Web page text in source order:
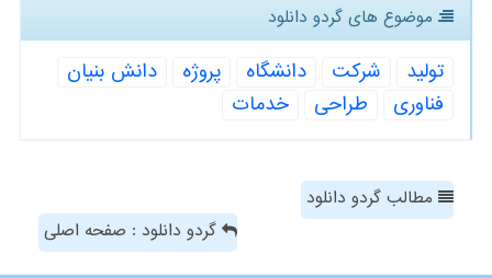
موضوع های گردو دانلود
تولید شركت دانشگاه پروژه
دانش بنیان
فناوری
طراحی خدمات
مطالب گردو دانلود
گردو دانلود : صفحه اصلی